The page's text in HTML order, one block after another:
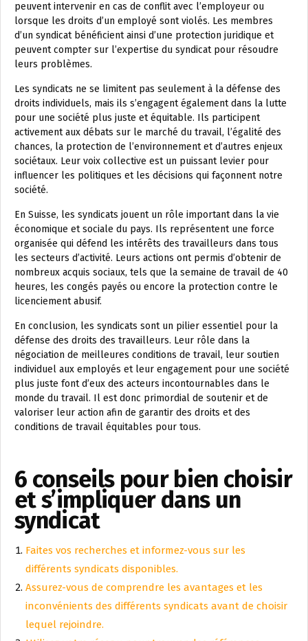
peuvent intervenir en cas de conflit avec l’employeur ou
lorsque les droits d’un employé sont violés. Les membres
d’un syndicat bénéficient ainsi d’une protection juridique et
peuvent compter sur l’expertise du syndicat pour résoudre
leurs problèmes.
Les syndicats ne se limitent pas seulement à la défense des
droits individuels, mais ils s’engagent également dans la lutte
pour une société plus juste et équitable. Ils participent
activement aux débats sur le marché du travail, l’égalité des
chances, la protection de l’environnement et d’autres enjeux
sociétaux. Leur voix collective est un puissant levier pour
influencer les politiques et les décisions qui façonnent notre
société.
En Suisse, les syndicats jouent un rôle important dans la vie
économique et sociale du pays. Ils représentent une force
organisée qui défend les intérêts des travailleurs dans tous
les secteurs d’activité. Leurs actions ont permis d’obtenir de
nombreux acquis sociaux, tels que la semaine de travail de 40
heures, les congés payés ou encore la protection contre le
licenciement abusif.
En conclusion, les syndicats sont un pilier essentiel pour la
défense des droits des travailleurs. Leur rôle dans la
négociation de meilleures conditions de travail, leur soutien
individuel aux employés et leur engagement pour une société
plus juste font d’eux des acteurs incontournables dans le
monde du travail. Il est donc primordial de soutenir et de
valoriser leur action afin de garantir des droits et des
conditions de travail équitables pour tous.
6 conseils pour bien choisir
et s’impliquer dans un
syndicat
Faites vos recherches et informez-vous sur les
différents syndicats disponibles.
Assurez-vous de comprendre les avantages et les
inconvénients des différents syndicats avant de choisir
lequel rejoindre.